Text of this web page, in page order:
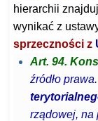
hierarchii
wynikać z
sprzeczności z
Art. 94.
źródło prawa.
rządowej, na